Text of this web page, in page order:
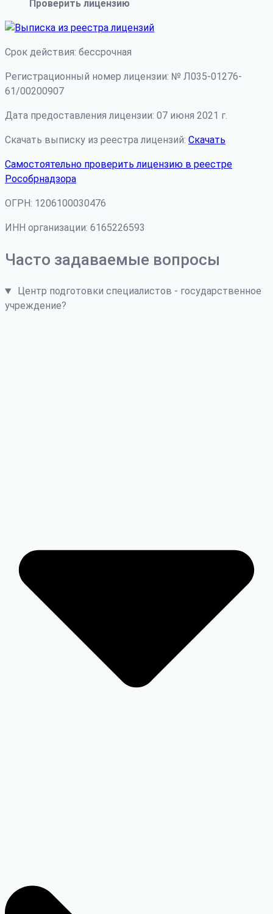
Проверить лицензию
Срок действия: бессрочная
Регистрационный номер лицензии: № Л035-01276-
61/00200907
Дата предоставления лицензии: 07 июня 2021 г.
Скачать выписку из реестра лицензий: Скачать
Самостоятельно проверить лицензию в реестре
Рособрнадзора
ОГРН: 1206100030476
ИНН организации: 6165226593
Часто задаваемые вопросы
Центр подготовки специалистов - государственное
учреждение?